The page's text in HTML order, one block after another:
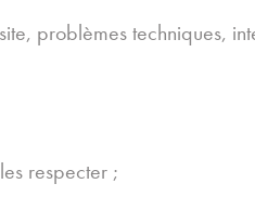
problèmes techniques,
respecter ;